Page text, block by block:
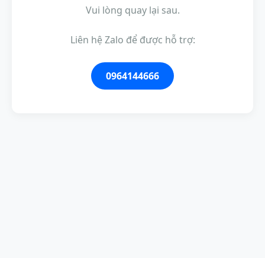
Vui lòng quay lại sau.
Liên hệ Zalo để được hỗ trợ:
0964144666